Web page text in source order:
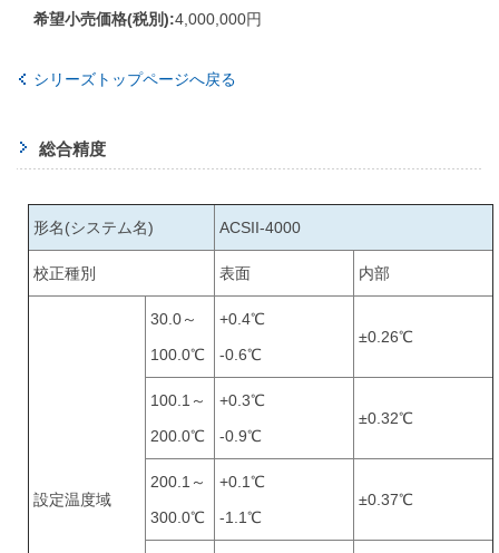
希望小売価格(税別):4,000,000円
シリーズトップページへ戻る
総合精度
形名(システム名) ACSII-4000
校正種別 表面 内部
設定温度域
30.0～
100.0℃
+0.4℃
-0.6℃
±0.26℃
100.1～
200.0℃
+0.3℃
-0.9℃
±0.32℃
200.1～
300.0℃
+0.1℃
-1.1℃
±0.37℃